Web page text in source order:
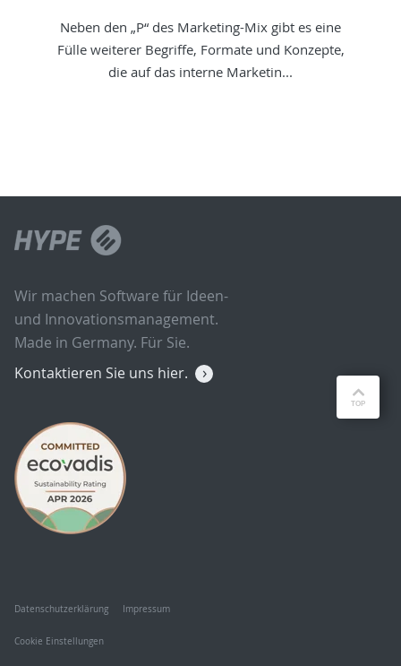
Neben den „P“ des Marketing-Mix gibt es eine
Fülle weiterer Begriffe, Formate und Konzepte,
die auf das interne Marketin...
Wir machen Software für Ideen-
und Innovationsmanagement.
Made in Germany. Für Sie.
Kontaktieren Sie uns hier.
Datenschutzerklärung Impressum
Cookie Einstellungen